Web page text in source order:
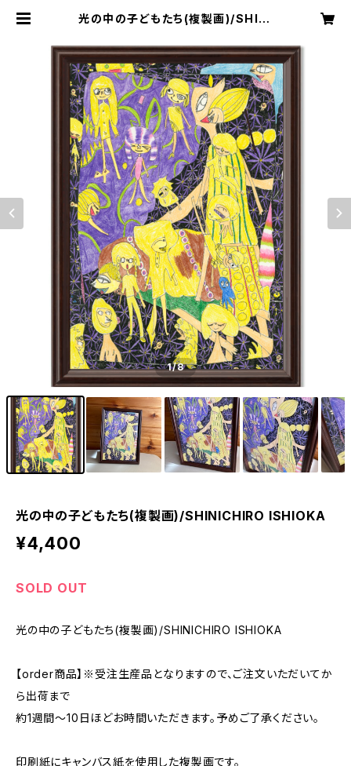
光の中の子どもたち(複製画)/SHINI
cial web shop
1/8
光の中の子どもたち(複製画)/SHINICHIRO ISHIOKA
¥4,400
SOLD OUT
光の中の子どもたち(複製画)/SHINICHIRO ISHIOKA
【order商品】※受注生産品となりますので、ご注文いただいてか
ら出荷まで
約1週間〜10日ほどお時間いただきます。予めご了承ください。
印刷紙にキャンバス紙を使用した複製画です。